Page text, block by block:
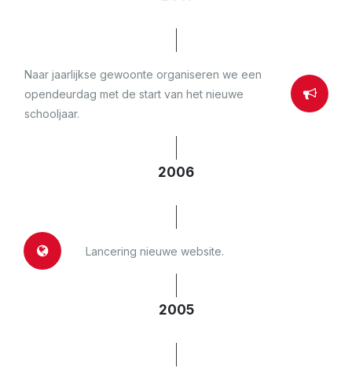
Naar jaarlijkse gewoonte organiseren we een
opendeurdag met de start van het nieuwe
schooljaar.
2006
Lancering nieuwe website.
2005